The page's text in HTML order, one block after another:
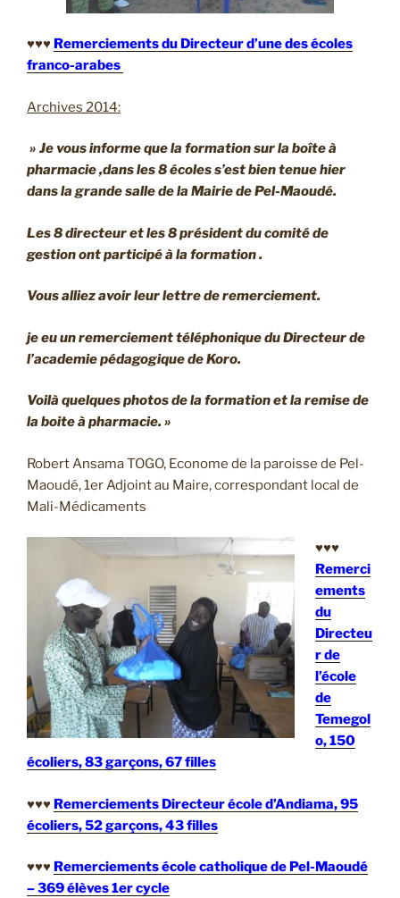
♥♥♥ Remerciements du Directeur d’une des écoles
franco-arabes
Archives 2014:
» Je vous informe que la formation sur la boîte à
pharmacie ,dans les 8 écoles s’est bien tenue hier
dans la grande salle de la Mairie de Pel-Maoudé.
Les 8 directeur et les 8 président du comité de
gestion ont participé à la formation .
Vous alliez avoir leur lettre de remerciement.
je eu un remerciement téléphonique du Directeur de
l’academie pédagogique de Koro.
Voilà quelques photos de la formation et la remise de
la boite à pharmacie. »
Robert Ansama TOGO, Econome de la paroisse de Pel-
Maoudé, 1er Adjoint au Maire, correspondant local de
Mali-Médicaments
♥♥♥
Remerci
ements
du
Directeu
r de
l’école
de
Temegol
o, 150
écoliers, 83 garçons, 67 filles
♥♥♥ Remerciements Directeur école d’Andiama, 95
écoliers, 52 garçons, 43 filles
♥♥♥ Remerciements école catholique de Pel-Maoudé
– 369 élèves 1er cycle